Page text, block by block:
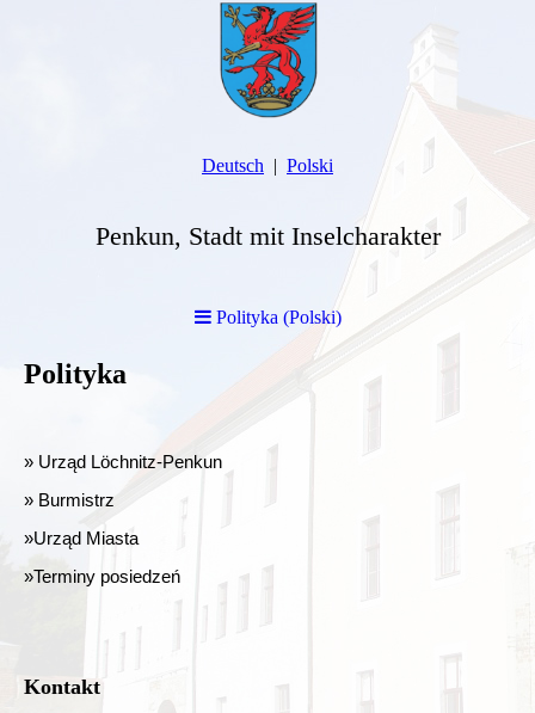
Deutsch Polski
Penkun, Stadt mit Inselcharakter
Polityka (Polski)
Polityka
» Urząd Löchnitz-Penkun
» Burmistrz
»Urząd Miasta
»Terminy posiedzeń
Kontakt